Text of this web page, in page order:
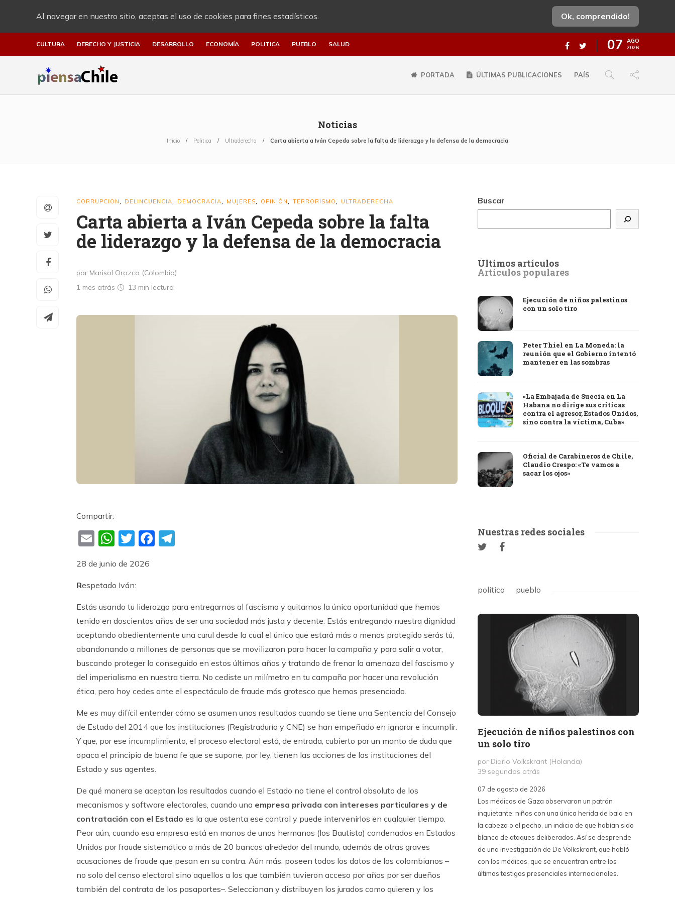
Al navegar en nuestro sitio, aceptas el uso de cookies para fines estadísticos. Ok, comprendido!
CULTURA DERECHO Y JUSTICIA DESARROLLO ECONOMÍA POLITICA PUEBLO SALUD 07 AGO
2026
PORTADA ÚLTIMAS PUBLICACIONES PAÍS
Noticias
Inicio Politica Ultraderecha Carta abierta a Iván Cepeda sobre la falta de liderazgo y la defensa de la democracia
CORRUPCION DELINCUENCIA DEMOCRACIA MUJERES OPINIÓN TERRORISMO ULTRADERECHA
Carta abierta a Iván Cepeda sobre la falta
de liderazgo y la defensa de la democracia
por Marisol Orozco (Colombia)
1 mes atrás
13 min lectura
Compartir:
EmailWhatsApp
TwitterFacebook
28 de junio de 2026
Respetado Iván:
Estás usando tu liderazgo para entregarnos al fascismo y quitarnos la única oportunidad que hemos
tenido en doscientos años de ser una sociedad más justa y decente. Estás entregando nuestra dignidad
aceptando obedientemente una curul desde la cual el único que estará más o menos protegido serás tú,
abandonando a millones de personas que se movilizaron para hacer la campaña y para salir a votar,
buscando proteger lo conseguido en estos últimos años y tratando de frenar la amenaza del fascismo y
del imperialismo en nuestra tierra. No cediste un milímetro en tu campaña por hacer una revolución
ética, pero hoy cedes ante el espectáculo de fraude más grotesco que hemos presenciado.
Me es muy difícil entender cómo se asumen unos resultados cuando se tiene una Sentencia del Consejo
de Estado del 2014 que las instituciones (Registraduría y CNE) se han empeñado en ignorar e incumplir.
Y que, por ese incumplimiento, el proceso electoral está, de entrada, cubierto por un manto de duda que
opaca el principio de buena fe que se supone, por ley, tienen las acciones de las instituciones del
Estado y sus agentes.
De qué manera se aceptan los resultados cuando el Estado no tiene el control absoluto de los
mecanismos y software electorales, cuando una empresa privada con intereses particulares y de
contratación con el Estado es la que ostenta ese control y puede intervenirlos en cualquier tiempo.
Peor aún, cuando esa empresa está en manos de unos hermanos (los Bautista) condenados en Estados
Unidos por fraude sistemático a más de 20 bancos alrededor del mundo, además de otras graves
acusaciones de fraude que pesan en su contra. Aún más, poseen todos los datos de los colombianos –
no solo del censo electoral sino aquellos a los que también tuvieron acceso por años por ser dueños
también del contrato de los pasaportes–. Seleccionan y distribuyen los jurados como quieren y los
Buscar
Últimos artículos
Artículos populares
Ejecución de niños palestinos
con un solo tiro
Peter Thiel en La Moneda: la
reunión que el Gobierno intentó
mantener en las sombras
«La Embajada de Suecia en La
Habana no dirige sus críticas
contra el agresor, Estados Unidos,
sino contra la víctima, Cuba»
Oficial de Carabineros de Chile,
Claudio Crespo: «Te vamos a
sacar los ojos»
Nuestras redes sociales
politica pueblo
Ejecución de niños palestinos con
un solo tiro
por Diario Volkskrant (Holanda)
39 segundos atrás
07 de agosto de 2026
Los médicos de Gaza observaron un patrón
inquietante: niños con una única herida de bala en
la cabeza o el pecho, un indicio de que habían sido
blanco de ataques deliberados. Así se desprende
de una investigación de De Volkskrant, que habló
con los médicos, que se encuentran entre los
últimos testigos presenciales internacionales.